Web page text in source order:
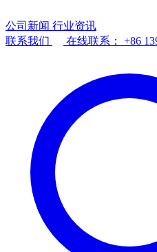
公司新闻 行业资讯
联系我们
在线联系： +86